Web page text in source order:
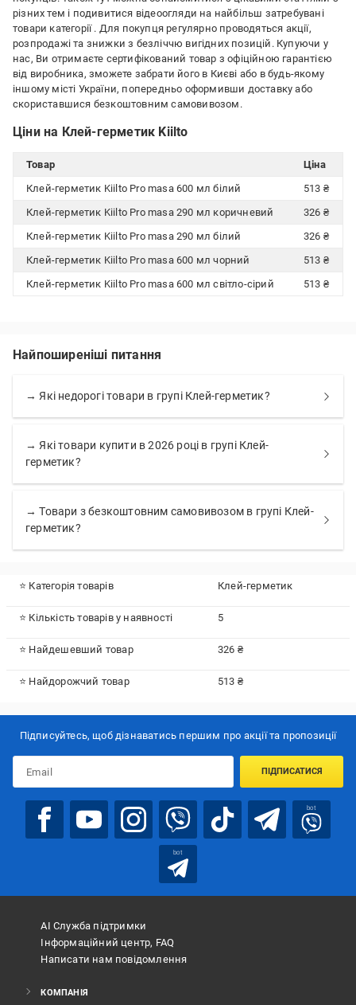
різних тем і подивитися відеоогляди на найбільш затребувані
товари категорії . Для покупця регулярно проводяться акції,
розпродажі та знижки з безліччю вигідних позицій. Купуючи у
нас, Ви отримаєте сертифікований товар з офіційною гарантією
від виробника, зможете забрати його в Києві або в будь-якому
іншому місті України, попередньо оформивши доставку або
скориставшися безкоштовним самовивозом.
Ціни на Клей-герметик Kiilto
Товар
Ціна
Клей-герметик Kiilto Pro masa 600 мл білий
513 ₴
Клей-герметик Kiilto Pro masa 290 мл коричневий
326 ₴
Клей-герметик Kiilto Pro masa 290 мл білий
326 ₴
Клей-герметик Kiilto Pro masa 600 мл чорний
513 ₴
Клей-герметик Kiilto Pro masa 600 мл світло-сірий
513 ₴
Найпоширеніші питання
→ Які недорогі товари в групі Клей-герметик?
→ Які товари купити в 2026 році в групі Клей-
герметик?
→ Товари з безкоштовним самовивозом в групі Клей-
герметик?
⭐ Категорія товарів Клей-герметик
⭐ Кількість товарів у наявності 5
⭐ Найдешевший товар 326 ₴
⭐ Найдорожчий товар 513 ₴
Підписуйтесь, щоб дізнаватись першим про акції та пропозиції
ПІДПИСАТИСЯ
bot
bot
АІ Служба підтримки
Інформаційний центр, FAQ
Написати нам повідомлення
КОМПАНІЯ